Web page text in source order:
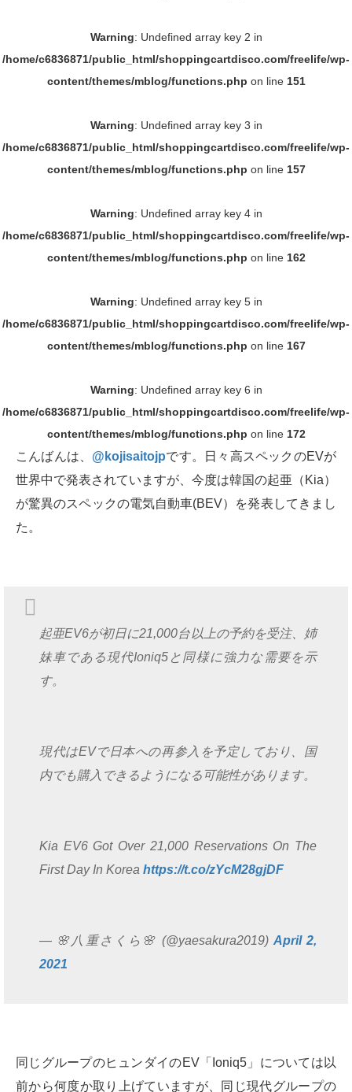
Warning: Undefined array key 2 in
/home/c6836871/public_html/shoppingcartdisco.com/freelife/wp-
content/themes/mblog/functions.php on line 151
Warning: Undefined array key 3 in
/home/c6836871/public_html/shoppingcartdisco.com/freelife/wp-
content/themes/mblog/functions.php on line 157
Warning: Undefined array key 4 in
/home/c6836871/public_html/shoppingcartdisco.com/freelife/wp-
content/themes/mblog/functions.php on line 162
Warning: Undefined array key 5 in
/home/c6836871/public_html/shoppingcartdisco.com/freelife/wp-
content/themes/mblog/functions.php on line 167
Warning: Undefined array key 6 in
/home/c6836871/public_html/shoppingcartdisco.com/freelife/wp-
content/themes/mblog/functions.php on line 172
こんばんは、 @kojisaitojpです。日々高スペックのEVが
世界中で発表されていますが、今度は韓国の起亜（Kia）
が驚異のスペックの電気自動車(BEV）を発表してきまし
た。
起亜EV6が初日に21,000台以上の予約を受注、姉
妹車である現代Ioniq5と同様に強力な需要を示
す。
現代はEVで日本への再参入を予定しており、国
内でも購入できるようになる可能性があります。
Kia EV6 Got Over 21,000 Reservations On The
First Day In Korea https://t.co/zYcM28gjDF
— 🌸八重さくら🌸 (@yaesakura2019) April 2,
2021
同じグループのヒュンダイのEV「Ioniq5」については以
前から何度か取り上げていますが、同じ現代グループの